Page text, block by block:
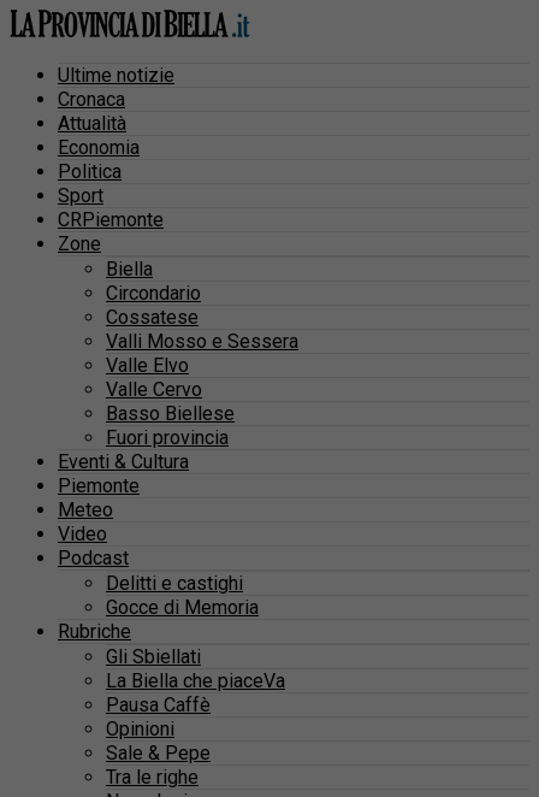
Ultime notizie
Cronaca
Attualità
Economia
Politica
Sport
CRPiemonte
Zone
Biella
Circondario
Cossatese
Valli Mosso e Sessera
Valle Elvo
Valle Cervo
Basso Biellese
Fuori provincia
Eventi & Cultura
Piemonte
Meteo
Video
Podcast
Delitti e castighi
Gocce di Memoria
Rubriche
Gli Sbiellati
La Biella che piaceVa
Pausa Caffè
Opinioni
Sale & Pepe
Tra le righe